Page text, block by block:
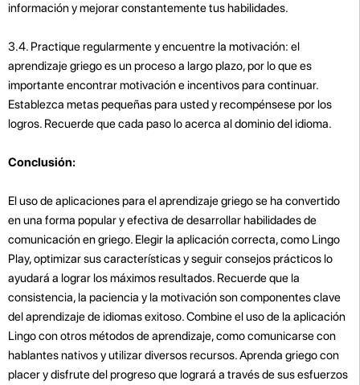
información y mejorar constantemente tus habilidades.
3.4. Practique regularmente y encuentre la motivación: el
aprendizaje griego es un proceso a largo plazo, por lo que es
importante encontrar motivación e incentivos para continuar.
Establezca metas pequeñas para usted y recompénsese por los
logros. Recuerde que cada paso lo acerca al dominio del idioma.
Conclusión:
El uso de aplicaciones para el aprendizaje griego se ha convertido
en una forma popular y efectiva de desarrollar habilidades de
comunicación en griego. Elegir la aplicación correcta, como Lingo
Play, optimizar sus características y seguir consejos prácticos lo
ayudará a lograr los máximos resultados. Recuerde que la
consistencia, la paciencia y la motivación son componentes clave
del aprendizaje de idiomas exitoso. Combine el uso de la aplicación
Lingo con otros métodos de aprendizaje, como comunicarse con
hablantes nativos y utilizar diversos recursos. Aprenda griego con
placer y disfrute del progreso que logrará a través de sus esfuerzos